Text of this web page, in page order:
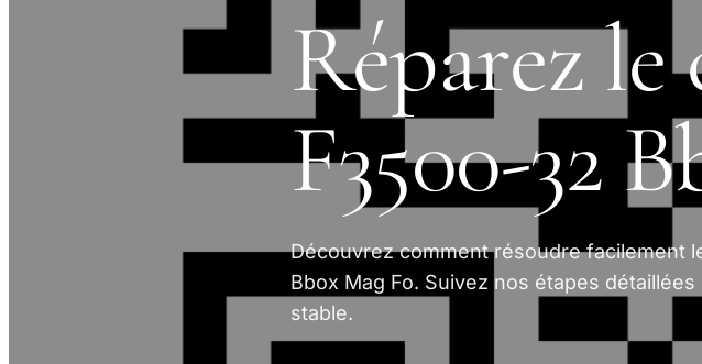
Réparez
F3500-32
Découvrez comment résoudre facilement
Bbox Mag Fo. Suivez nos étapes
stable.